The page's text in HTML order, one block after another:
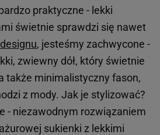
praktyczne - lekki
świetnie sprawdzi się nawet
designu, jesteśmy zachwycone -
zwiewny dół, który świetnie
także minimalistyczny fason,
z mody. Jak je stylizować?
- niezawodnym rozwiązaniem
sukienki z lekkimi